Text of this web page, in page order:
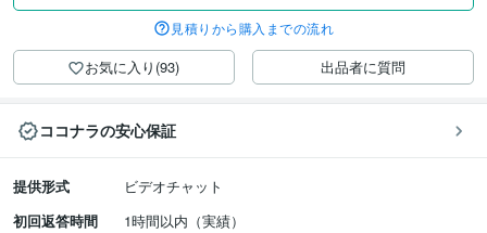
見積りから購入までの流れ
お気に入り(93) 出品者に質問
ココナラの安心保証
提供形式
ビデオチャット
初回返答時間
1時間以内（実績）